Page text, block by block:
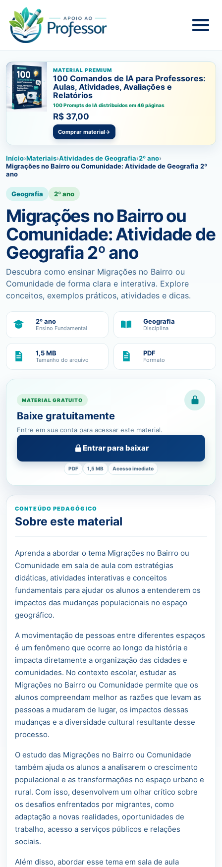
MATERIAL PREMIUM
100 Comandos de IA para Professores:
Aulas, Atividades, Avaliações e
Relatórios
100 Prompts de IA distribuidos em 46 páginas
R$ 37,00
Comprar material→
Início›Materiais›Atividades de Geografia›2º ano›
Migrações no Bairro ou Comunidade: Atividade de Geografia 2º
ano
Geografia 2º ano
Migrações no Bairro ou
Comunidade: Atividade de
Geografia 2º ano
Descubra como ensinar Migrações no Bairro ou
Comunidade de forma clara e interativa. Explore
conceitos, exemplos práticos, atividades e dicas.
2º ano
Ensino Fundamental
Geografia
Disciplina
1,5 MB
Tamanho do arquivo
PDF
Formato
MATERIAL GRATUITO
Baixe gratuitamente
Entre em sua conta para acessar este material.
Entrar para baixar
PDF 1,5 MB Acesso imediato
CONTEÚDO PEDAGÓGICO
Sobre este material
Aprenda a abordar o tema Migrações no Bairro ou
Comunidade em sala de aula com estratégias
didáticas, atividades interativas e conceitos
fundamentais para ajudar os alunos a entenderem os
impactos das mudanças populacionais no espaço
geográfico.
A movimentação de pessoas entre diferentes espaços
é um fenômeno que ocorre ao longo da história e
impacta diretamente a organização das cidades e
comunidades. No contexto escolar, estudar as
Migrações no Bairro ou Comunidade permite que os
alunos compreendam melhor as razões que levam as
pessoas a mudarem de lugar, os impactos dessas
mudanças e a diversidade cultural resultante desse
processo.
O estudo das Migrações no Bairro ou Comunidade
também ajuda os alunos a analisarem o crescimento
populacional e as transformações no espaço urbano e
rural. Com isso, desenvolvem um olhar crítico sobre
os desafios enfrentados por migrantes, como
adaptação a novas realidades, oportunidades de
trabalho, acesso a serviços públicos e relações
sociais.
Além disso, abordar esse tema em sala de aula